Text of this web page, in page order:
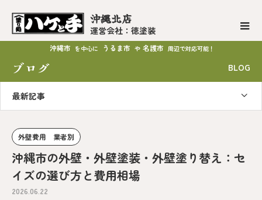
沖縄北店
運営会社：徳塗装
沖縄市 を中心に うるま市 や 名護市 周辺で対応可能！
ブログ BLOG
最新記事
外壁費用 業者別
沖縄市の外壁・外壁塗装・外壁塗り替え：セ
イズの選び方と費用相場
2026.06.22